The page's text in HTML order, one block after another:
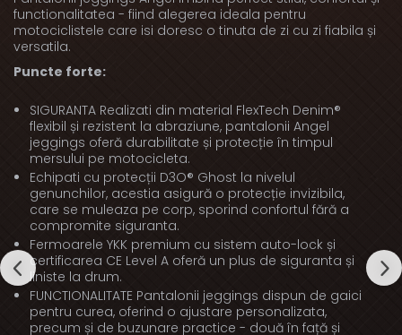
functionalitatea - fiind alegerea ideala pentru
motociclistele care isi doresc o tinuta de zi cu zi fiabila și
versatila.
Puncte forte:
SIGURANTA Realizati din material FlexTech Denim®
flexibil și rezistent la abraziune, pantalonii Angel
jeggings oferă durabilitate și protecție în timpul
mersului pe motocicleta.
Echipati cu protecții D3O® Ghost la nivelul
genunchilor, acestia asigură o protecție invizibila,
care se muleaza pe corp, sporind confortul fără a
compromite siguranta.
Fermoarele YKK premium cu sistem auto-lock și
certificarea CE Level A oferă un plus de siguranta și
liniste la drum.
FUNCTIONALITATE Pantalonii jeggings dispun de gaici
pentru curea, oferind o ajustare personalizata,
precum și de buzunare practice - două în față și